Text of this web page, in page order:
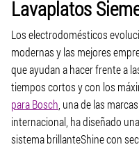
Lavaplatos
Los electrodomésticos
modernas y las mejores
que ayudan a hacer frente a
tiempos cortos y con los
para Bosch , una de las
internacional, ha diseñado
sistema brillanteShine con